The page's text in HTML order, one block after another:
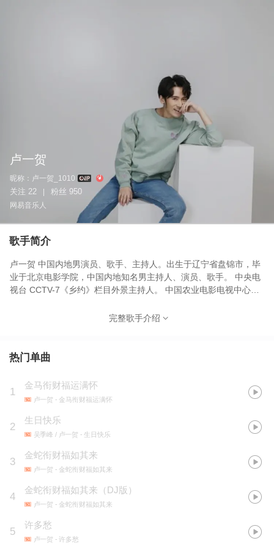
卢一贺
昵称： 卢一贺_1010
关注 22 粉丝 950
网易音乐人
歌手简介
卢一贺 中国内地男演员、歌手、主持人。出生于辽宁省盘锦市，毕
业于北京电影学院，中国内地知名男主持人、演员、歌手。 中央电
视台 CCTV-7《乡约》栏目外景主持人。 中国农业电影电视中心村
完整歌手介绍
热门单曲
1
金马衔财福运满怀
卢一贺 - 金马衔财福运满怀
2
生日快乐
吴季峰 / 卢一贺 - 生日快乐
3
金蛇衔财福如其来
卢一贺 - 金蛇衔财福如其来
4
金蛇衔财福如其来（DJ版）
卢一贺 - 金蛇衔财福如其来
5
许多愁
卢一贺 - 许多愁